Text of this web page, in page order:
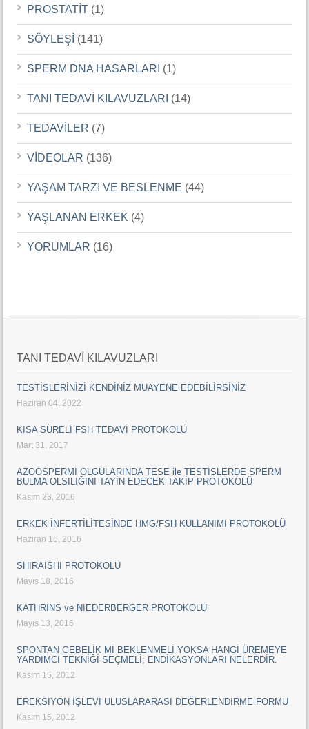
PROSTATİT (1)
SÖYLEŞİ (141)
SPERM DNA HASARLARI (1)
TANI TEDAVİ KILAVUZLARI (14)
TEDAVİLER (7)
VİDEOLAR (136)
YAŞAM TARZI VE BESLENME (44)
YAŞLANAN ERKEK (4)
YORUMLAR (16)
TANI TEDAVİ KILAVUZLARI
TESTİSLERİNİZİ KENDİNİZ MUAYENE EDEBİLİRSİNİZ
Haziran 04, 2022
KISA SÜRELİ FSH TEDAVİ PROTOKOLÜ
Mart 31, 2017
AZOOSPERMİ OLGULARINDA TESE ile TESTİSLERDE SPERM
BULMA OLSILIĞINI TAYİN EDECEK TAKİP PROTOKOLÜ
Kasım 23, 2016
ERKEK İNFERTİLİTESİNDE HMG/FSH KULLANIMI PROTOKOLÜ
Haziran 16, 2016
SHIRAISHI PROTOKOLÜ
Mayıs 18, 2016
KATHRINS ve NIEDERBERGER PROTOKOLÜ
Mayıs 13, 2016
SPONTAN GEBELİK Mİ BEKLENMELİ YOKSA HANGİ ÜREMEYE
YARDIMCI TEKNİĞİ SEÇMELİ; ENDİKASYONLARI NELERDİR.
Kasım 15, 2012
EREKSİYON İŞLEVİ ULUSLARARASI DEĞERLENDİRME FORMU
Kasım 15, 2012